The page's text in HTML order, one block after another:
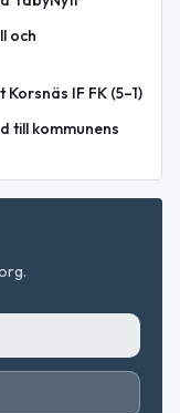
och
IF FK (5–1)
till kommunens